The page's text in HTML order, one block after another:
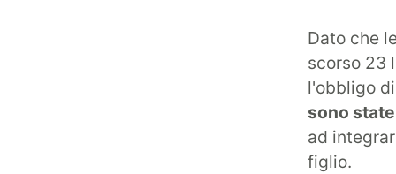
Dato che
scorso 23
l'obbligo
sono
ad
figlio.